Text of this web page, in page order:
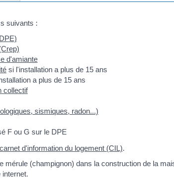
suivants :
d'amiante
si l'installation a plus de 15 ans
a plus de 15 ans
collectif
sismiques, radon...)
F ou G sur le DPE
carnet d'information du logement (CIL).
mérule (champignon) dans la construction de la